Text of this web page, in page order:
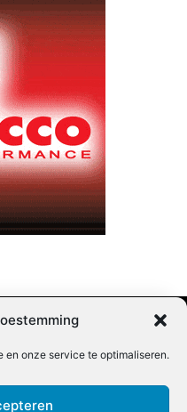
en onze service te optimaliseren.
| Partner content